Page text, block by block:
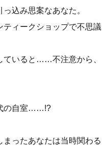
込み思案なあなた。
ィークショップで不思議
ていると……不注意から、
の自室……!?
ったあなたは当時関わる